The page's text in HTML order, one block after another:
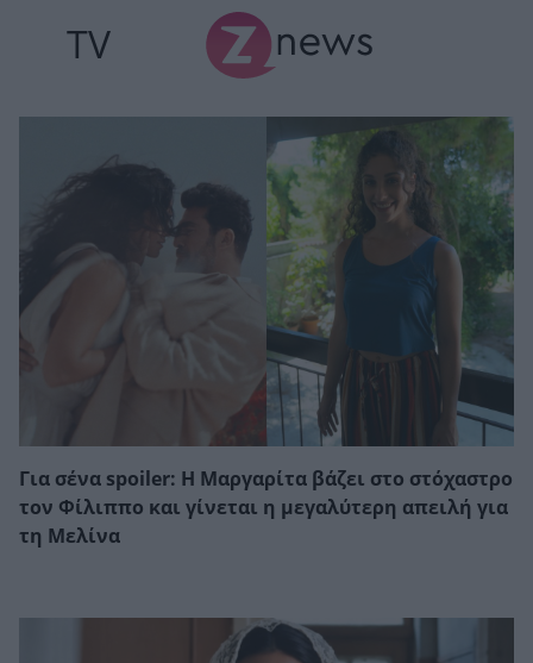
TV
Για σένα spoiler: Η Μαργαρίτα βάζει στο στόχαστρο
τον Φίλιππο και γίνεται η μεγαλύτερη απειλή για
τη Μελίνα